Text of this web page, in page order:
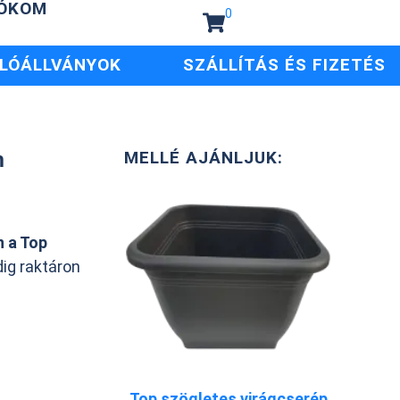
0
SZÁLLÍTÁS ÉS FIZETÉS
Top
raktáron
MELLÉ AJÁNLJUK: